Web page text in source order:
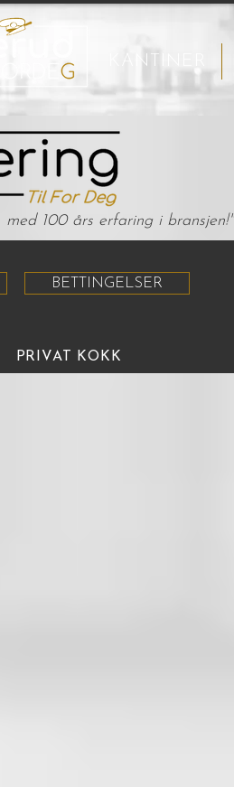
KANTINER
100 års erfaring i bransjen!"
BETTINGELSER
PRIVAT KOKK